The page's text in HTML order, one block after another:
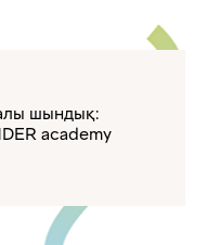
шындық:
academy